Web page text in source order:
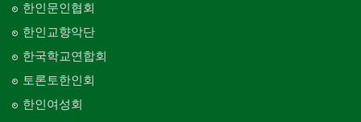
한인문인협회
한인교향악단
한국학교연합회
토론토한인회
한인여성회